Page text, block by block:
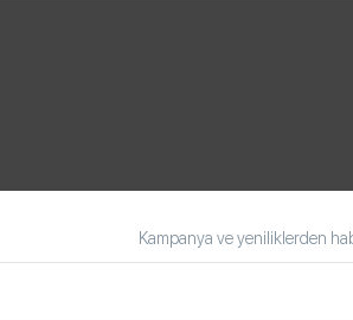
Kampanya ve yeniliklerden